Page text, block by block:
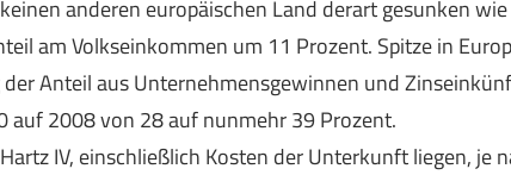
anderen europäischen Land derart gesunken
am Volkseinkommen um 11 Prozent. Spitze in
der Anteil aus Unternehmensgewinnen und
auf 2008 von 28 auf nunmehr 39 Prozent.
IV, einschließlich Kosten der Unterkunft liegen, je